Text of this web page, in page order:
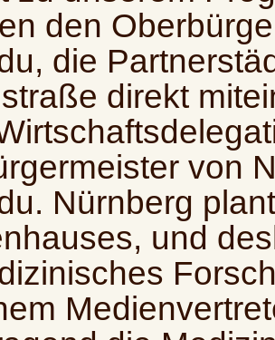
den
die
direkt
von
Nürnberg
und